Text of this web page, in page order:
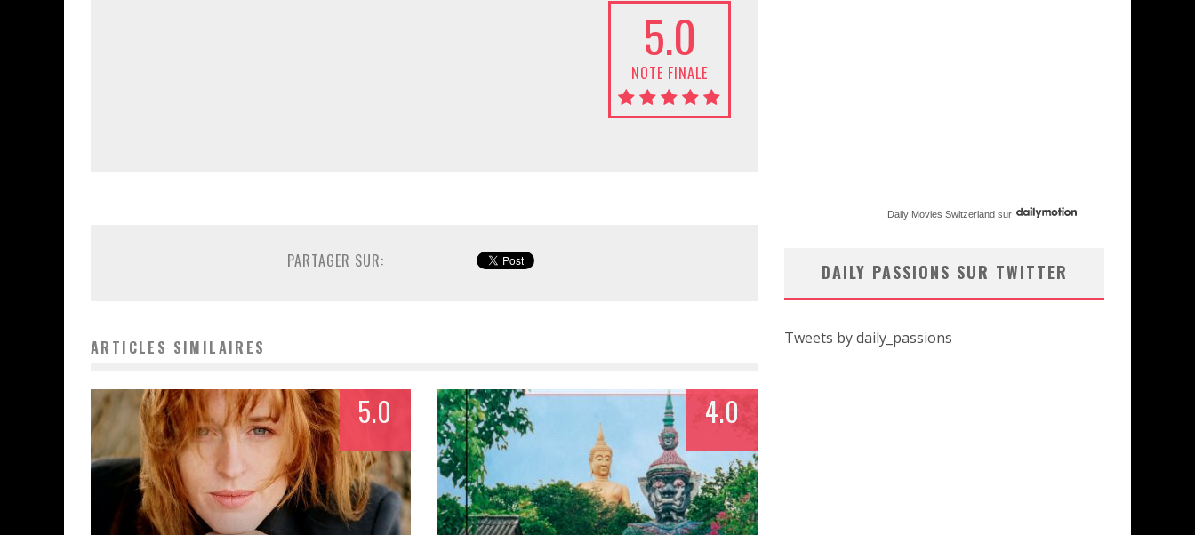
5.0
NOTE FINALE
PARTAGER SUR:
ARTICLES SIMILAIRES
5.0 4.0
Daily Movies Switzerland sur
DAILY PASSIONS SUR TWITTER
Tweets by daily_passions